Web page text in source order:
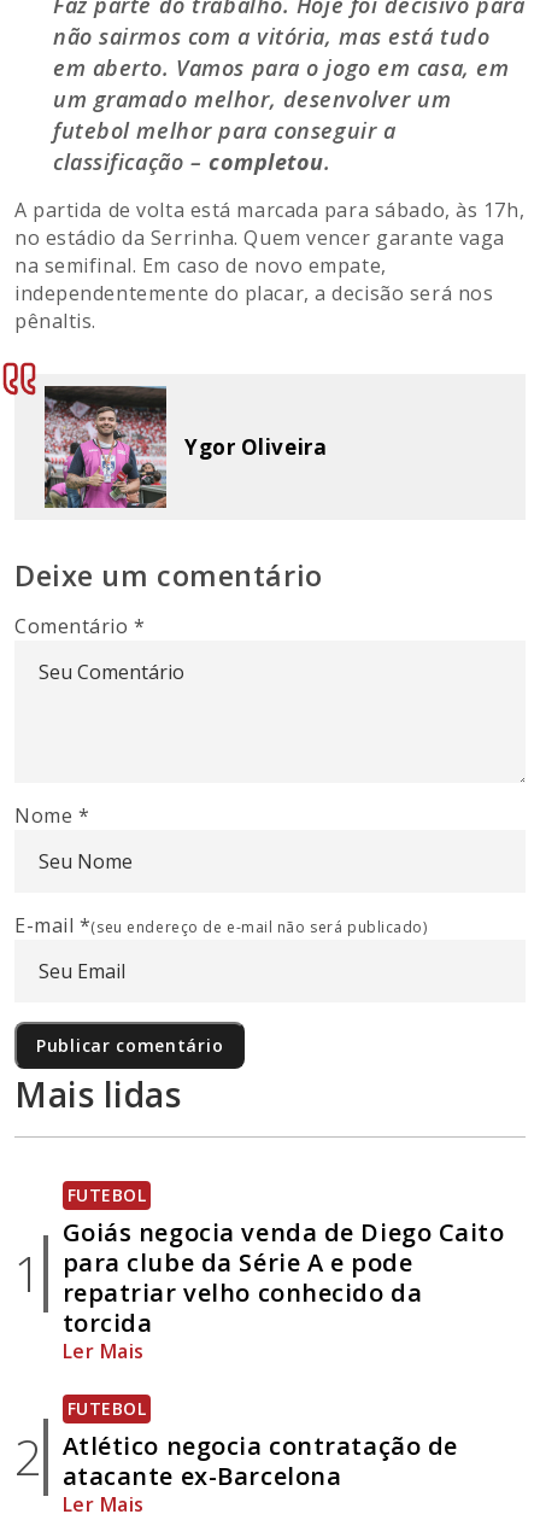
não sairmos com a vitória, mas está tudo
em aberto. Vamos para o jogo em casa, em
um gramado melhor, desenvolver um
futebol melhor para conseguir a
classificação – completou.
A partida de volta está marcada para sábado, às 17h,
no estádio da Serrinha. Quem vencer garante vaga
na semifinal. Em caso de novo empate,
independentemente do placar, a decisão será nos
pênaltis.
Ygor Oliveira
Deixe um comentário
Comentário*
Nome *
E-mail *(seu endereço de e-mail não será publicado)
Mais lidas
1
FUTEBOL
Goiás negocia venda de Diego Caito
para clube da Série A e pode
repatriar velho conhecido da
torcida
Ler Mais
2
FUTEBOL
Atlético negocia contratação de
atacante ex-Barcelona
Ler Mais